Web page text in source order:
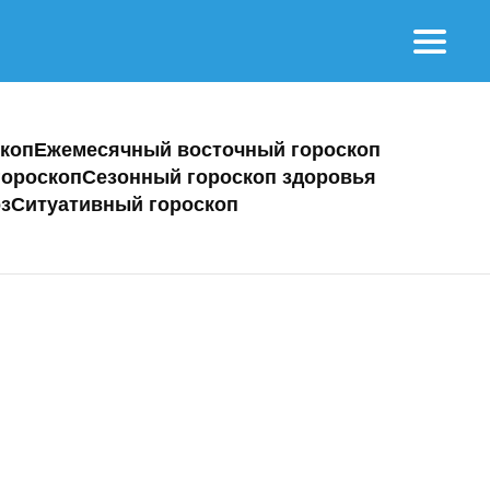
Ежемесячный восточный гороскоп
Сезонный гороскоп здоровья
Ситуативный гороскоп